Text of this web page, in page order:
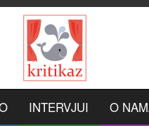
INTERVJUI O